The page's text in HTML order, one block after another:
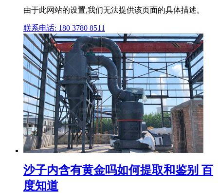
由于此网站的设置,我们无法提供该页面的具体描述。
联系电话: 180 3780 8511
沙子内含有黄金吗如何提取和鉴别 百
度知道